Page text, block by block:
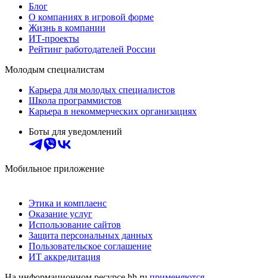
Блог
О компаниях в игровой форме
Жизнь в компании
ИТ-проекты
Рейтинг работодателей России
Молодым специалистам
Карьера для молодых специалистов
Школа программистов
Карьера в некоммерческих организациях
Боты для уведомлений
Мобильное приложение
Этика и комплаенс
Оказание услуг
Использование сайтов
Защита персональных данных
Пользовательское соглашение
ИТ аккредитация